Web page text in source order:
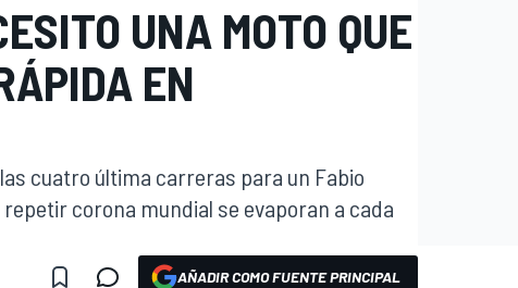
UNA MOTO QUE
EN
cuatro última carreras para un Fabio
corona mundial se evaporan a cada
AÑADIR COMO FUENTE PRINCIPAL